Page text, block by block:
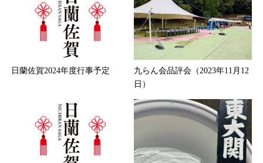
日蘭佐賀2024年度行事予定
九らん会品評会（2023年11月12
日）